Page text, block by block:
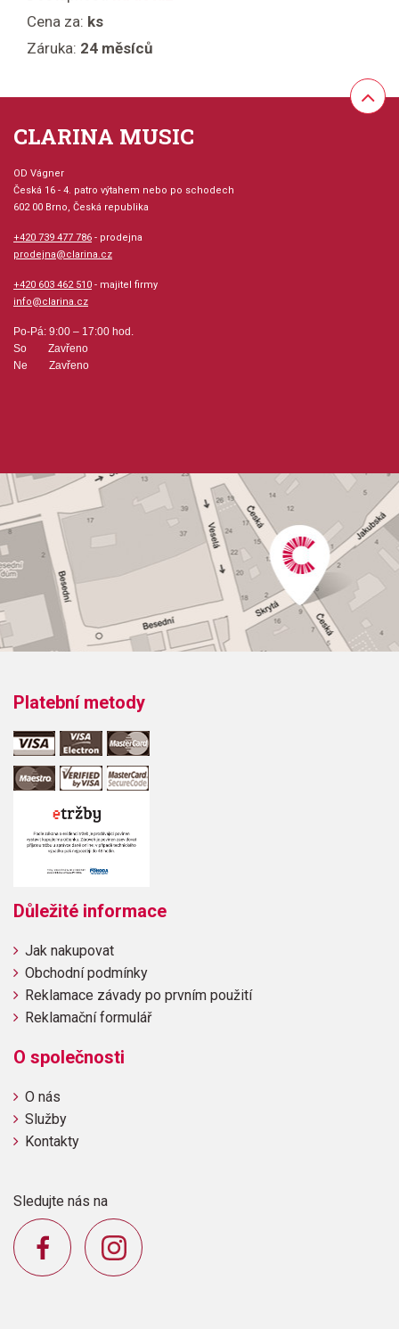
Cena za: ks
Záruka: 24 měsíců
CLARINA MUSIC
OD Vágner
Česká 16 - 4. patro výtahem nebo po schodech
602 00 Brno, Česká republika
+420 739 477 786 - prodejna
prodejna@clarina.cz
+420 603 462 510 - majitel firmy
info@clarina.cz
Po-Pá: 9:00 – 17:00 hod.
So Zavřeno
Ne Zavřeno
Platební metody
Důležité informace
Jak nakupovat
Obchodní podmínky
Reklamace závady po prvním použití
Reklamační formulář
O společnosti
O nás
Služby
Kontakty
Sledujte nás na